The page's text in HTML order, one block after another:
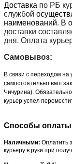
Доставка по РБ
службой
наименований. В
доставки
дня. Оплата
Самовывоз:
В связи с переходом
самостоятельно ваш
Чичурина).
курьер успел
Способы
Наличными: Оплатить
курьеру в руки при